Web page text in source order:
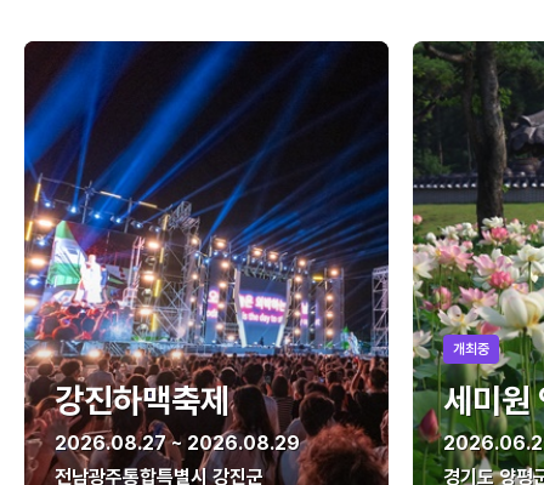
강진하맥축제
2026.08.27 ~ 2026.08.29
전남광주통합특별시 강진군
개최중
세미원
경기도 양평